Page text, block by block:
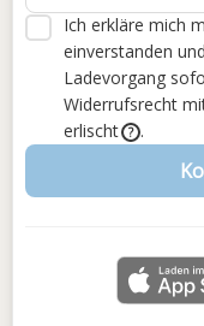
Ich erkläre mich
einverstanden
Ladevorgang
Widerrufsrecht
erlischt
? .